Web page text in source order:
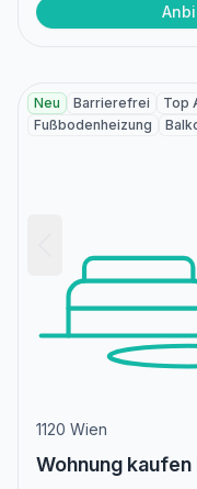
Neu Barrierefrei Top
Fußbodenheizung
1120 Wien
Wohnung kaufen